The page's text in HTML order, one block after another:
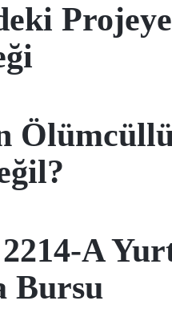
A Yurt
Bursu